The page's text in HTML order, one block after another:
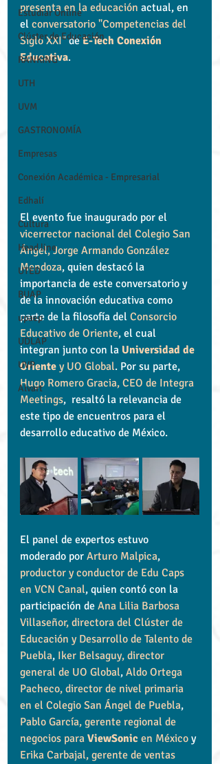
Estudiar Online
Clúster de Educación
RANKING
UTH
UVM
GASTRONOMÍA
Empresas
Conexión Académica - Empresarial
Edhalí
Cultura
Head line
UTED
BUAP
upaep
UDLAP
UVP
Alvart
presenta en la educación actual, en
el conversatorio "Competencias del
Siglo XXI" de E-Tech Conexión
Educativa.
El evento fue inaugurado por el
vicerrector nacional del Colegio San
Ángel, Jorge Armando González
Mendoza, quien destacó la
importancia de este conversatorio y
de la innovación educativa como
parte de la filosofía del Consorcio
Educativo de Oriente, el cual
integran junto con la Universidad de
Oriente y UO Global. Por su parte,
Hugo Romero Gracia, CEO de Integra
Meetings,  resaltó la relevancia de
este tipo de encuentros para el
desarrollo educativo de México.
El panel de expertos estuvo
moderado por Arturo Malpica,
productor y conductor de Edu Caps
en VCN Canal, quien contó con la
participación de Ana Lilia Barbosa
Villaseñor, directora del Clúster de
Educación y Desarrollo de Talento de
Puebla, Iker Belsaguy, director
general de UO Global, Aldo Ortega
Pacheco, director de nivel primaria
en el Colegio San Ángel de Puebla,
Pablo García, gerente regional de
negocios para ViewSonic en México y
Erika Carbajal, gerente de ventas